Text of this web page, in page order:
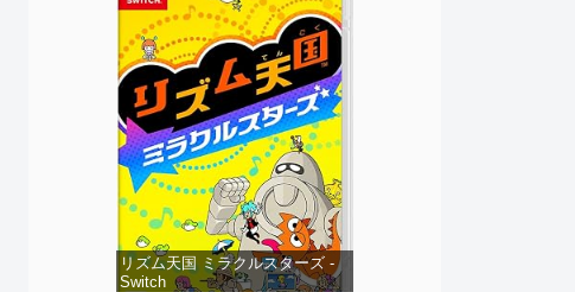
リズム天国 ミラクルスターズ -
Switch